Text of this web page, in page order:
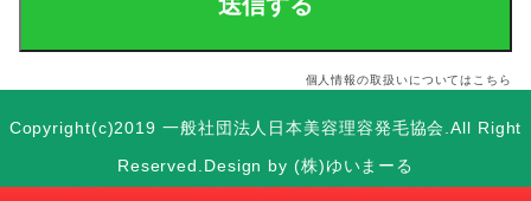
個人情報の取扱いについてはこちら
Copyright(c)2019 一般社団法人日本美容理容発毛協会.All Right
Reserved.Design by (株)ゆいまーる